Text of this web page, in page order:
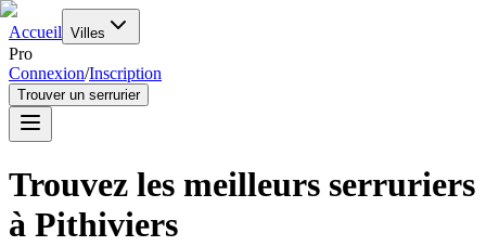
Accueil Villes
Pro
Connexion/Inscription
Trouver un serrurier
Trouvez les meilleurs serruriers
à Pithiviers